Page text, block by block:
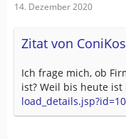
14. Dezember 2020
Zitat von
Ich frage mich, ob
ist? Weil bis heute ist